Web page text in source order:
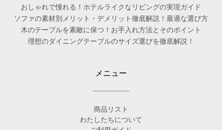
おしゃれで憧れる！ホテルライクなリビングの実現ガイド
ソファの素材別メリット・デメリット徹底解説！最適な選び方
木のテーブルを素敵に保つ！お手入れ方法とそのポイント
理想のダイニングテーブルのサイズ選びを徹底解説！
メニュー
商品リスト
わたしたちについて